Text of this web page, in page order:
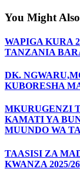
You Might
WAPIGA KURA
TANZANIA
DK.
KUBORESHA
MKURUGENZI
KAMATI YA
MUUNDO WA
TAASISI ZA
KWANZA 2025/26